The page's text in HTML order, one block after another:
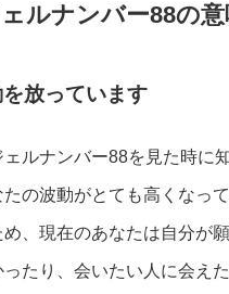
ルナンバー88の意
放っています
ェルナンバー88を見た時に
の波動がとても高くなっ
、現在のあなたは自分が
たり、会いたい人に会え